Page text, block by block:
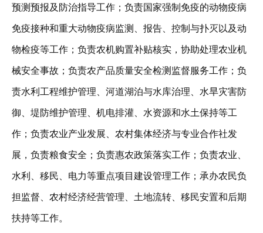
预测预报及防治指导工作；负责国家强制免疫的动物疫病
免疫接种和重大动物疫病监测、报告、控制与扑灭以及动
物检疫等工作；负责农机购置补贴核实，协助处理农业机
械安全事故；负责农产品质量安全检测监督服务工作；负
责水利工程维护管理、河道湖泊与水库治理、水旱灾害防
御、堤防维护管理、机电排灌、水资源和水土保持等工
作；负责农业产业发展、农村集体经济与专业合作社发
展，负责粮食安全；负责惠农政策落实工作；负责农业、
水利、移民、电力等重点项目建设管理工作；承办农民负
担监督、农村经济经营管理、土地流转、移民安置和后期
扶持等工作。